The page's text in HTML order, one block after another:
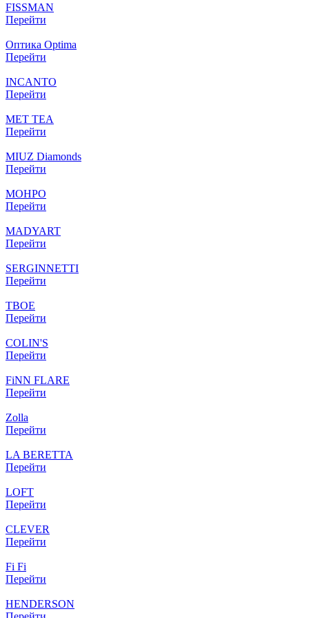
FISSMAN
Перейти
Оптика Optima
Перейти
INCANTO
Перейти
MET TEA
Перейти
MIUZ Diamonds
Перейти
МОНРО
Перейти
MADYART
Перейти
SERGINNETTI
Перейти
ТВОЕ
Перейти
COLIN'S
Перейти
FiNN FLARE
Перейти
Zolla
Перейти
LA BERETTA
Перейти
LOFT
Перейти
CLEVER
Перейти
Fi Fi
Перейти
HENDERSON